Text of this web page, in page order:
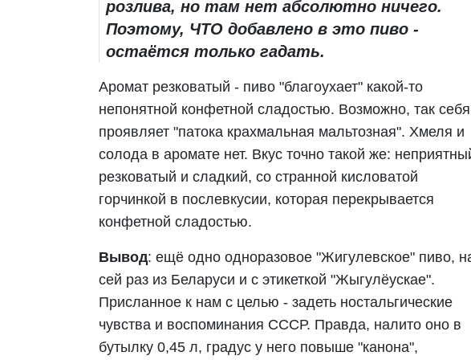
розлива, но там нет абсолютно ничего.
Поэтому, ЧТО добавлено в это пиво -
остаётся только гадать.
Аромат резковатый - пиво "благоухает" какой-то
непонятной конфетной сладостью. Возможно, так себя
проявляет "патока крахмальная мальтозная". Хмеля и
солода в аромате нет. Вкус точно такой же:
резковатый и сладкий, со странной кисловатой
горчинкой в послевкусии, которая перекрывается
конфетной сладостью.
Вывод: ещё одно одноразовое "Жигулевское" пиво,
сей раз из Беларуси и с этикеткой "Жыгулёускае".
Присланное к нам с целью - задеть ностальгические
чувства и воспоминания СССР. Правда, налито оно в
бутылку 0,45 л, градус у него повыше "канона",